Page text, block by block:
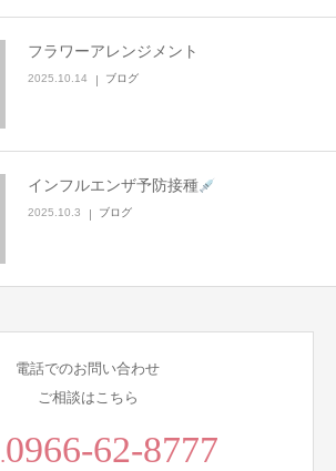
フラワーアレンジメント
2025.10.14 ブログ
インフルエンザ予防接種
2025.10.3 ブログ
電話でのお問い合わせ
ご相談はこちら
0966-62-8777